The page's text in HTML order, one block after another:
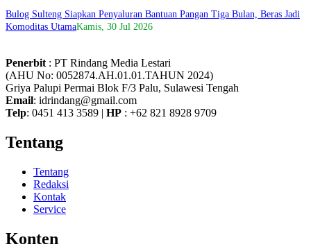
Bulog Sulteng Siapkan Penyaluran Bantuan Pangan Tiga Bulan, Beras Jadi
Komoditas UtamaKamis, 30 Jul 2026
Penerbit : PT Rindang Media Lestari
(AHU No: 0052874.AH.01.01.TAHUN 2024)
Griya Palupi Permai Blok F/3 Palu, Sulawesi Tengah
Email: idrindang@gmail.com
Telp: 0451 413 3589 | HP : +62 821 8928 9709
Tentang
Tentang
Redaksi
Kontak
Service
Konten